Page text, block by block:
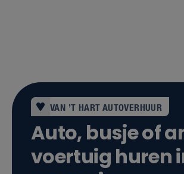
VAN ’T HART AUTOVERHUUR
Auto, busje of
voertuig huren